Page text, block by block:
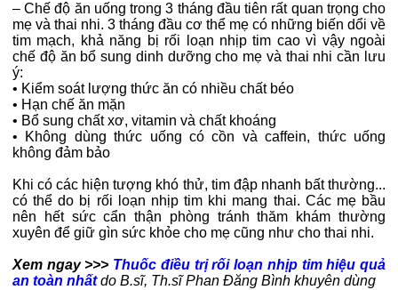
–Chế độ ăn uống trong 3 tháng đầu tiên rất quan trọng cho
mẹ và thai nhi. 3 tháng đầu cơ thể mẹ có những biến dổi về
tim mạch, khả năng bị rối loạn nhịp tim cao vì vậy ngoài
chế độ ăn bổ sung dinh dưỡng cho mẹ và thai nhi cần lưu
ý:
• Kiểm soát lượng thức ăn có nhiều chất béo
• Hạn chế ăn mặn
• Bổ sung chất xơ, vitamin và chất khoáng
• Không dùng thức uống có cồn và caffein, thức uống
không đảm bảo
Khi có các hiện tượng khó thử, tim đập nhanh bất thường...
có thể do bị rối loạn nhịp tim khi mang thai. Các mẹ bầu
nên hết sức cẩn thận phòng tránh thăm khám thường
xuyên để giữ gìn sức khỏe cho mẹ cũng như cho thai nhi.
Xem ngay >>> Thuốc điều trị rối loạn nhịp tim hiệu quả
an toàn nhấtdo B.sĩ, Th.sĩ Phan Đăng Bình khuyên dùng